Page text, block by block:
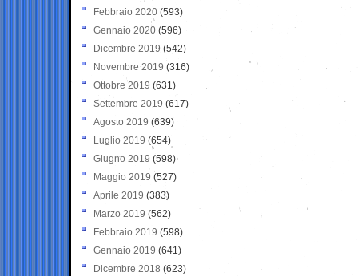
Febbraio 2020 (593)
Gennaio 2020 (596)
Dicembre 2019 (542)
Novembre 2019 (316)
Ottobre 2019 (631)
Settembre 2019 (617)
Agosto 2019 (639)
Luglio 2019 (654)
Giugno 2019 (598)
Maggio 2019 (527)
Aprile 2019 (383)
Marzo 2019 (562)
Febbraio 2019 (598)
Gennaio 2019 (641)
Dicembre 2018 (623)